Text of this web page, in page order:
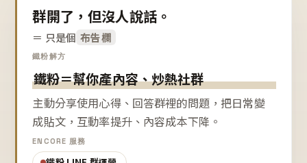
群開了，但沒人說話。
＝ 只是個 布告欄
鐵粉解方
鐵粉＝幫你產內容、炒熱社群
主動分享使用心得、回答群裡的問題，把日常變
成貼文，互動率提升、內容成本下降。
ENCORE 服務